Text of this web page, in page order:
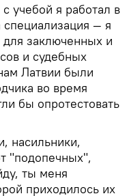
учебой я работал в
— я
заключенных и
и судебных
Латвии были
во время
бы опротестовать
насильники,
"подопечных",
ты меня
приходилось их